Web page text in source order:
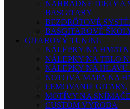
NÁHRADNÉ DIELY A
BASGITARY
BEZDRÔTOVÉ
BASGITAROVÉ
GITAROVÝ TUNING
NÁLEPKY NA
NÁLEPKY NA TELO
NÁLEPKY NA HLAVU
NOTOVÁ MAPA NA
LEMOVANIE GITARY,
MOTÍVY NA SNÍMAČE
CUSTOM VÝROBA